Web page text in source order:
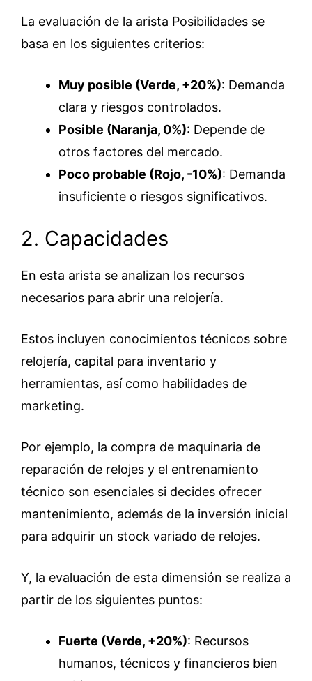
La evaluación de la arista Posibilidades se
basa en los siguientes criterios:
Muy posible (Verde, +20%): Demanda
clara y riesgos controlados.
Posible (Naranja, 0%): Depende de
otros factores del mercado.
Poco probable (Rojo, -10%): Demanda
insuficiente o riesgos significativos.
2. Capacidades
En esta arista se analizan los recursos
necesarios para abrir una relojería.
Estos incluyen conocimientos técnicos sobre
relojería, capital para inventario y
herramientas, así como habilidades de
marketing.
Por ejemplo, la compra de maquinaria de
reparación de relojes y el entrenamiento
técnico son esenciales si decides ofrecer
mantenimiento, además de la inversión inicial
para adquirir un stock variado de relojes.
Y, la evaluación de esta dimensión se realiza a
partir de los siguientes puntos:
Fuerte (Verde, +20%): Recursos
humanos, técnicos y financieros bien